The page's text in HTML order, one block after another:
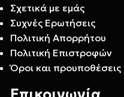
Σχετικά με εμάς
Συχνές Ερωτήσεις
Πολιτική Απορρήτου
Πολιτική Επιστροφών
Όροι και προυποθέσεις